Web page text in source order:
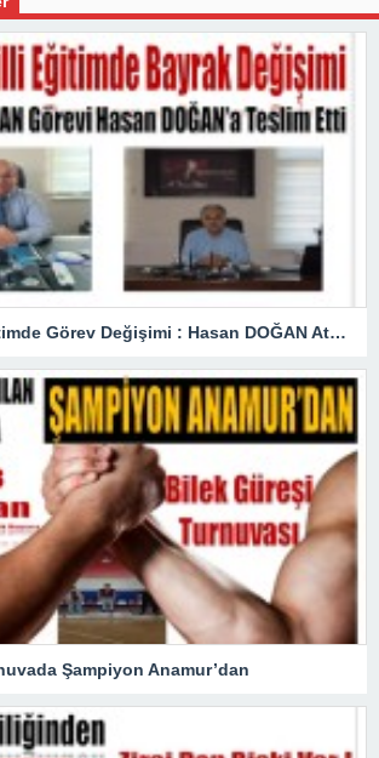
Anamur Milli Eğitimde Görev Değişimi : Hasan DOĞAN Atandı
Şampiyon Anamur’dan